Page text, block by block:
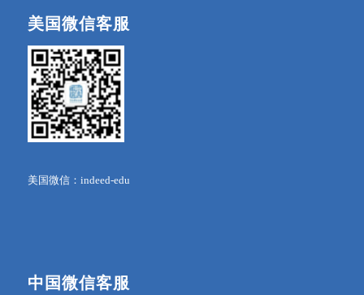
美国微信客服
美国微信：indeed-edu
中国微信客服